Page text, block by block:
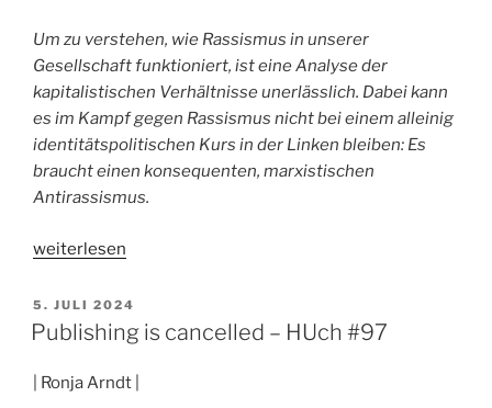
Um zu verstehen, wie Rassismus in unserer
Gesellschaft funktioniert, ist eine Analyse der
kapitalistischen Verhältnisse unerlässlich. Dabei kann
es im Kampf gegen Rassismus nicht bei einem alleinig
identitätspolitischen Kurs in der Linken bleiben: Es
braucht einen konsequenten, marxistischen
Antirassismus.
„Rassismus
Kapitalinteressen
–
#97“
weiterlesen
VERÖFFENTLICHT
AM
5. JULI 2024
Publishing is cancelled – HUch #97
| Ronja Arndt |